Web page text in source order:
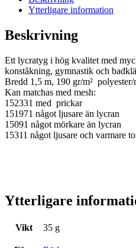
Ytterligare information
Beskrivning
Ett lycratyg i hög kvalitet med
konståkning, gymnastik och
Bredd 1,5 m, 190 gr/m²
Kan matchas med mesh:
152331 med prickar
151971 något ljusare än lycran
15091 något mörkare än lycran
15311 något ljusare och varmare
Ytterligare
Vikt 35 g